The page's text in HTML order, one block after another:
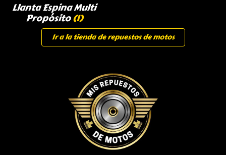
Llanta Espina Multi
Propósito(1)
Ir a la tienda de repuestos de motos